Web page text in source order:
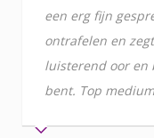
een erg fijn
ontrafelen en
luisterend oor en
bent. Top